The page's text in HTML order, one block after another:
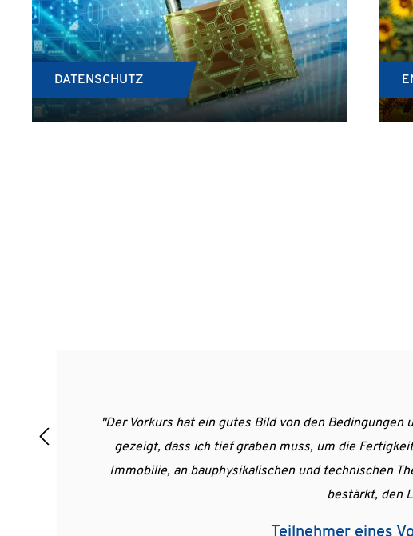
DATENSCHUTZ
an der
"Nachdem ich mir zuvor schon
Dr.